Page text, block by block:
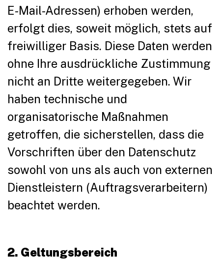
E-Mail-Adressen) erhoben werden,
erfolgt dies, soweit möglich, stets auf
freiwilliger Basis. Diese Daten werden
ohne Ihre ausdrückliche Zustimmung
nicht an Dritte weitergegeben. Wir
haben technische und
organisatorische Maßnahmen
getroffen, die sicherstellen, dass die
Vorschriften über den Datenschutz
sowohl von uns als auch von externen
Dienstleistern (Auftragsverarbeitern)
beachtet werden.
2. Geltungsbereich